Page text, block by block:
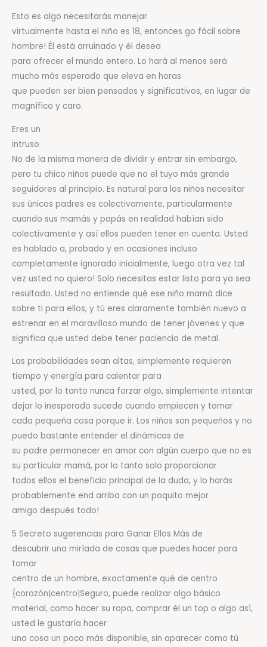
Esto es algo necesitarás manejar
virtualmente hasta el niño es 18, entonces go fácil sobre
hombre! Él está arruinado y él desea
para ofrecer el mundo entero. Lo hará al menos será
mucho más esperado que eleva en horas
que pueden ser bien pensados ​​y significativos, en lugar de
magnífico y caro.
Eres un
intruso
No de la misma manera de dividir y entrar sin embargo,
pero tu chico niños puede que no el tuyo más grande
seguidores al principio. Es natural para los niños necesitar
sus únicos padres es colectivamente, particularmente
cuando sus mamás y papás en realidad habían sido
colectivamente y así ellos pueden tener en cuenta. Usted
es hablado a, probado y en ocasiones incluso
completamente ignorado inicialmente, luego otra vez tal
vez usted no quiero! Solo necesitas estar listo para ya sea
resultado. Usted no entiende qué ese niño mamá dice
sobre ti para ellos, y tú eres claramente también nuevo a
estrenar en el maravilloso mundo de tener jóvenes y que
significa que usted debe tener paciencia de metal.
Las probabilidades sean altas, simplemente requieren
tiempo y energía para calentar para
usted, por lo tanto nunca forzar algo, simplemente intentar
dejar lo inesperado sucede cuando empiecen y tomar
cada pequeña cosa porque ir. Los niños son pequeños y no
puedo bastante entender el dinámicas de
su padre permanecer en amor con algún cuerpo que no es
su particular mamá, por lo tanto solo proporcionar
todos ellos el beneficio principal de la duda, y lo harás
probablemente end arriba con un poquito mejor
amigo después todo!
5 Secreto sugerencias para Ganar Ellos Más de
descubrir una miríada de cosas que puedes hacer para
tomar
centro de un hombre, exactamente qué de centro
{corazón|centro|Seguro, puede realizar algo básico
material, como hacer su ropa, comprar él un top o algo así,
usted le gustaría hacer
una cosa un poco más disponible, sin aparecer como tú